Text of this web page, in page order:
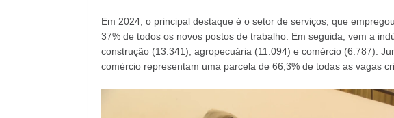
Em 2024, o principal destaque é o setor de serviços, que
37% de todos os novos postos de trabalho. Em seguida, vem a
construção (13.341), agropecuária (11.094) e comércio (6.787).
comércio representam uma parcela de 66,3% de todas as vagas